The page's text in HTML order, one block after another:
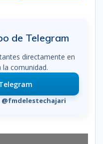
de Telegram
directamente en
comunidad.
@fmdelestechajari